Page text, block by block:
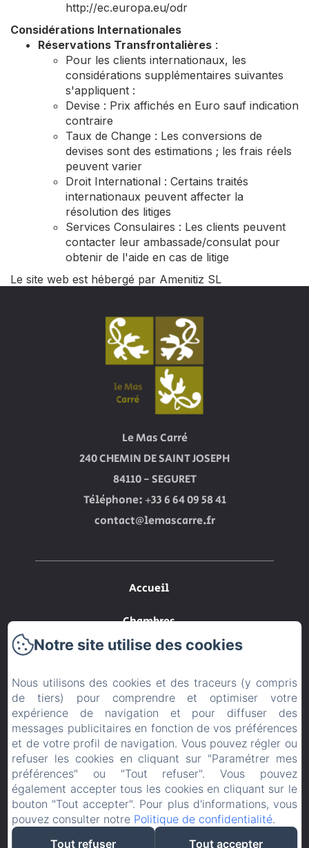
http://ec.europa.eu/odr
Considérations Internationales
Réservations Transfrontalières :
Pour les clients internationaux, les
considérations supplémentaires suivantes
s'appliquent :
Devise : Prix affichés en Euro sauf indication
contraire
Taux de Change : Les conversions de
devises sont des estimations ; les frais réels
peuvent varier
Droit International : Certains traités
internationaux peuvent affecter la
résolution des litiges
Services Consulaires : Les clients peuvent
contacter leur ambassade/consulat pour
obtenir de l'aide en cas de litige
Le site web est hébergé par Amenitiz SL
Le Mas Carré
240 CHEMIN DE SAINT JOSEPH
84110 - SEGURET
Téléphone: +33 6 64 09 58 41
contact@lemascarre.fr
Accueil
Chambres
Contact
CGV
Politique de confidentialité
Informations légales
Informations sur les cookies
EN FR
Notre site utilise des cookies
Nous utilisons des cookies et des traceurs (y compris
de tiers) pour comprendre et optimiser votre
expérience de navigation et pour diffuser des
messages publicitaires en fonction de vos préférences
et de votre profil de navigation. Vous pouvez régler ou
refuser les cookies en cliquant sur "Paramétrer mes
préférences" ou "Tout refuser". Vous pouvez
également accepter tous les cookies en cliquant sur le
bouton "Tout accepter". Pour plus d'informations, vous
pouvez consulter notre Politique de confidentialité.
Tout refuser
Tout accepter